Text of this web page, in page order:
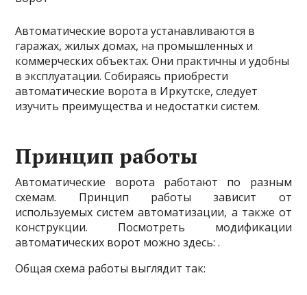
Автоматические ворота устанавливаются в
гаражах, жилых домах, на промышленных и
коммерческих объектах. Они практичны и удобны
в эксплуатации. Собираясь приобрести
автоматические ворота в Иркутске, следует
изучить преимущества и недостатки систем.
Принцип работы
Автоматические ворота работают по разным
схемам. Принцип работы зависит от
используемых систем автоматизации, а также от
конструкции. Посмотреть модификации
автоматических ворот можно здесь: .
Общая схема работы выглядит так: